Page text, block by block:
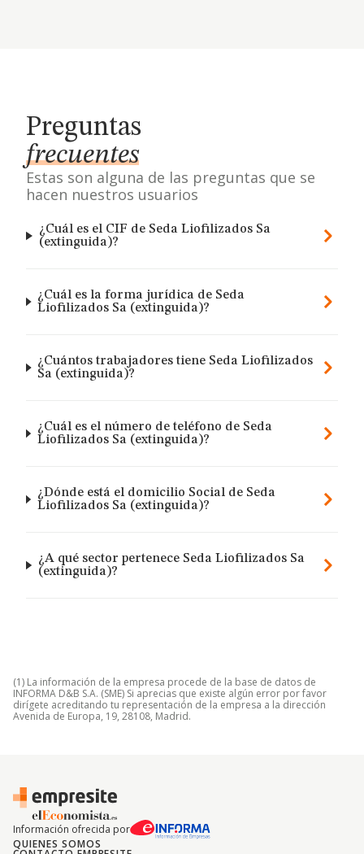
Preguntas
frecuentes
Estas son alguna de las preguntas que se
hacen nuestros usuarios
¿Cuál es el CIF de Seda Liofilizados Sa
(extinguida)?
¿Cuál es la forma jurídica de Seda
Liofilizados Sa (extinguida)?
¿Cuántos trabajadores tiene Seda Liofilizados
Sa (extinguida)?
¿Cuál es el número de teléfono de Seda
Liofilizados Sa (extinguida)?
¿Dónde está el domicilio Social de Seda
Liofilizados Sa (extinguida)?
¿A qué sector pertenece Seda Liofilizados Sa
(extinguida)?
(1) La información de la empresa procede de la base de datos de
INFORMA D&B S.A. (SME) Si aprecias que existe algún error por favor
dirígete acreditando tu representación de la empresa a la dirección
Avenida de Europa, 19, 28108, Madrid.
Información ofrecida por
QUIENES SOMOS